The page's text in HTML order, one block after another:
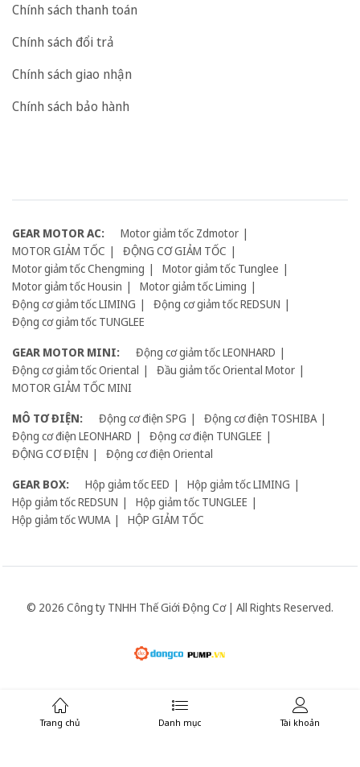
Chính sách thanh toán
Chính sách đổi trả
Chính sách giao nhận
Chính sách bảo hành
GEAR MOTOR AC:
Motor giảm tốc Zdmotor
MOTOR GIẢM TỐC
ĐỘNG CƠ GIẢM TỐC
Motor giảm tốc Chengming
Motor giảm tốc Tunglee
Motor giảm tốc Housin
Motor giảm tốc Liming
Động cơ giảm tốc LIMING
Động cơ giảm tốc REDSUN
Động cơ giảm tốc TUNGLEE
GEAR MOTOR MINI:
Động cơ giảm tốc LEONHARD
Động cơ giảm tốc Oriental
Đầu giảm tốc Oriental Motor
MOTOR GIẢM TỐC MINI
MÔ TƠ ĐIỆN:
Động cơ điện SPG
Động cơ điện TOSHIBA
Động cơ điện LEONHARD
Động cơ điện TUNGLEE
ĐỘNG CƠ ĐIỆN
Động cơ điện Oriental
GEAR BOX:
Hộp giảm tốc EED
Hộp giảm tốc LIMING
Hộp giảm tốc REDSUN
Hộp giảm tốc TUNGLEE
Hộp giảm tốc WUMA
HỘP GIẢM TỐC
© 2026 Công ty TNHH Thế Giới Động Cơ | All Rights Reserved.
Giữ liên lạc:
Trang chủ Danh mục Tài khoản